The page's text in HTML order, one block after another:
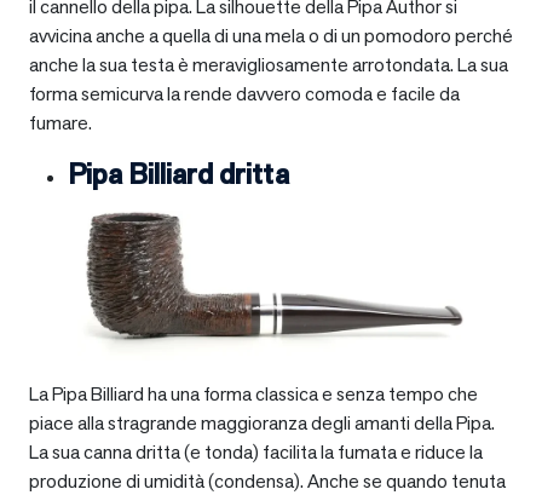
il cannello della pipa. La silhouette della Pipa Author si
avvicina anche a quella di una mela o di un pomodoro perché
anche la sua testa è meravigliosamente arrotondata. La sua
forma semicurva la rende davvero comoda e facile da
fumare.
Pipa Billiard dritta
La Pipa Billiard ha una forma classica e senza tempo che
piace alla stragrande maggioranza degli amanti della Pipa.
La sua canna dritta (e tonda) facilita la fumata e riduce la
produzione di umidità (condensa). Anche se quando tenuta